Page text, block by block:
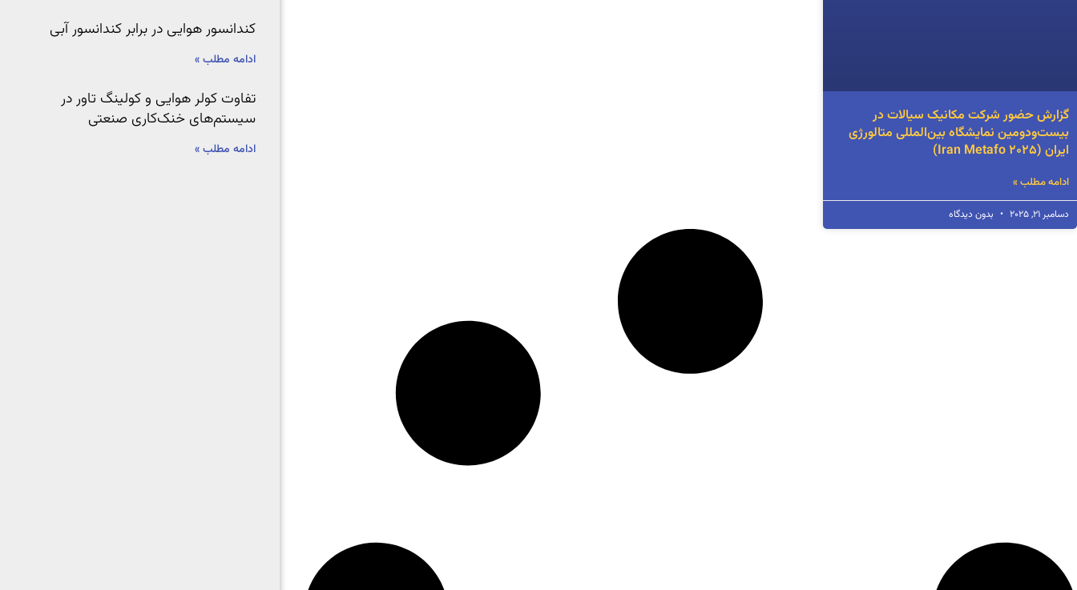
گزارش حضور شرکت مکانیک سیالات در
بیست‌ودومین نمایشگاه بین‌المللی متالورژی
ایران (Iran Metafo 2025)
ادامه مطلب »
دسامبر 21, 2025 بدون دیدگاه
کندانسور هوایی در برابر کندانسور آبی
ادامه مطلب »
تفاوت کولر هوایی و کولینگ تاور در
سیستم‌های خنک‌کاری صنعتی
ادامه مطلب »